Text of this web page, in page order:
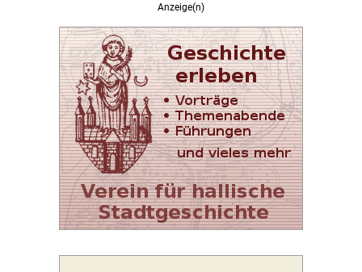
Anzeige(n)